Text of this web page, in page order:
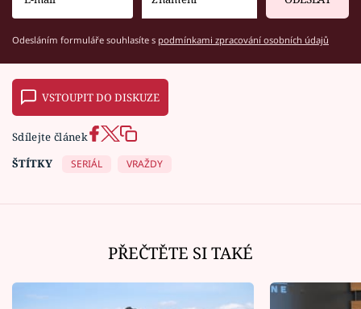
Odesláním formuláře souhlasíte s podmínkami zpracování osobních údajů
VSTOUPIT DO DISKUZE
Sdílejte článek
ŠTÍTKY
SERIÁL VRAŽDY
PŘEČTĚTE SI TAKÉ